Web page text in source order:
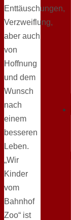
Enttäuschungen,
Verzweiflung,
aber auch
von
Hoffnung
und dem
Wunsch
nach
einem
besseren
Leben.
„Wir
Kinder
vom
Bahnhof
Zoo“ ist